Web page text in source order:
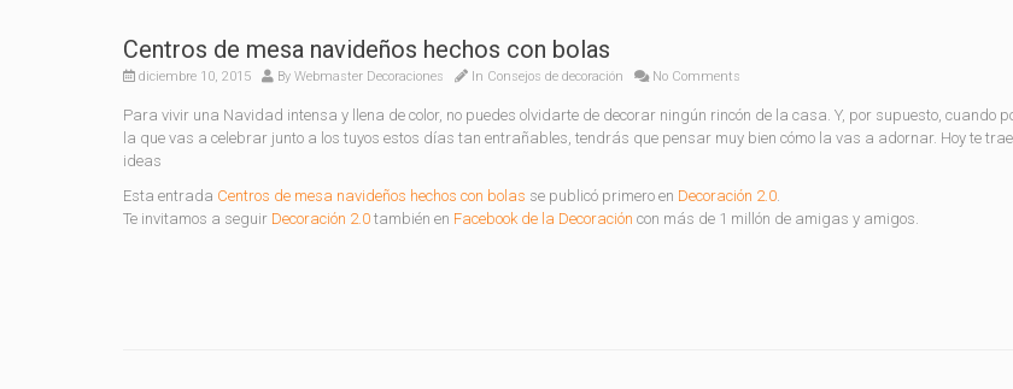
Centros de mesa navideños hechos con bolas
diciembre 10, 2015 By Webmaster Decoraciones In Consejos de decoración No Comments
Para vivir una Navidad intensa y llena de color, no puedes olvidarte de decorar ningún rincón de la casa. Y, por supuesto, cuando
la que vas a celebrar junto a los tuyos estos días tan entrañables, tendrás que pensar muy bien cómo la vas a adornar. Hoy te
ideas
Esta entrada Centros de mesa navideños hechos con bolas se publicó primero en Decoración 2.0.
Te invitamos a seguir Decoración 2.0 también en Facebook de la Decoración con más de 1 millón de amigas y amigos.